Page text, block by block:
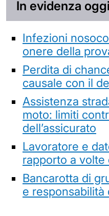
In evidenza oggi
Infezioni
onere della
Perdita di
causale con il
Assistenza
moto: limiti
dell’assicurato
Lavoratore e
rapporto a
Bancarotta di
e responsabilità